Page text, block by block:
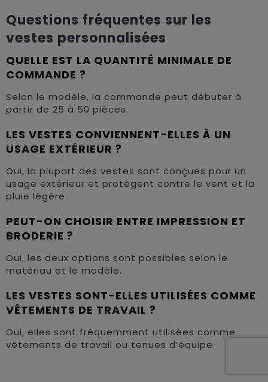
Questions fréquentes sur les
vestes personnalisées
QUELLE EST LA QUANTITÉ MINIMALE DE
COMMANDE ?
Selon le modèle, la commande peut débuter à
partir de 25 à 50 pièces.
LES VESTES CONVIENNENT-ELLES À UN
USAGE EXTÉRIEUR ?
Oui, la plupart des vestes sont conçues pour un
usage extérieur et protègent contre le vent et la
pluie légère.
PEUT-ON CHOISIR ENTRE IMPRESSION ET
BRODERIE ?
Oui, les deux options sont possibles selon le
matériau et le modèle.
LES VESTES SONT-ELLES UTILISÉES COMME
VÊTEMENTS DE TRAVAIL ?
Oui, elles sont fréquemment utilisées comme
vêtements de travail ou tenues d’équipe.